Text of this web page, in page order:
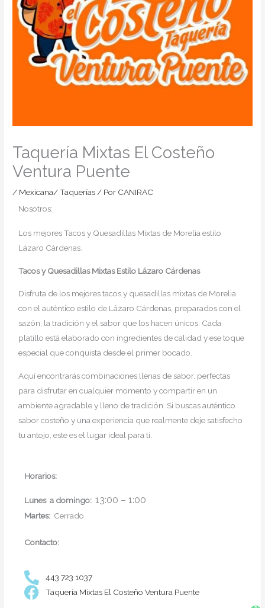
Taquería Mixtas El Costeño
Ventura Puente
/ Mexicana/ Taquerías / Por CANIRAC
Nosotros:
Los mejores Tacos y Quesadillas Mixtas de Morelia estilo
Lázaro Cárdenas.
Tacos y Quesadillas Mixtas Estilo Lázaro Cárdenas
Disfruta de los mejores tacos y quesadillas mixtas de Morelia
con el auténtico estilo de Lázaro Cárdenas, preparados con el
sazón, la tradición y el sabor que los hacen únicos. Cada
platillo está elaborado con ingredientes de calidad y ese toque
especial que conquista desde el primer bocado.
Aquí encontrarás combinaciones llenas de sabor, perfectas
para disfrutar en cualquier momento y compartir en un
ambiente agradable y lleno de tradición. Si buscas auténtico
sabor costeño y una experiencia que realmente deje satisfecho
tu antojo, este es el lugar ideal para ti.
Horarios:
Lunes a domingo: 13:00 – 1:00
Martes: Cerrado
Contacto:
443 723 1037
Taquería Mixtas El Costeño Ventura Puente